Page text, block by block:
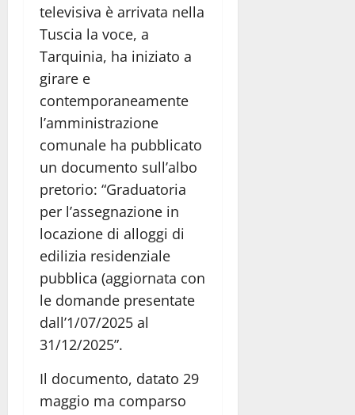
televisiva è arrivata nella
Tuscia la voce, a
Tarquinia, ha iniziato a
girare e
contemporaneamente
l’amministrazione
comunale ha pubblicato
un documento sull’albo
pretorio: “Graduatoria
per l’assegnazione in
locazione di alloggi di
edilizia residenziale
pubblica (aggiornata con
le domande presentate
dall’1/07/2025 al
31/12/2025”.
Il documento, datato 29
maggio ma comparso